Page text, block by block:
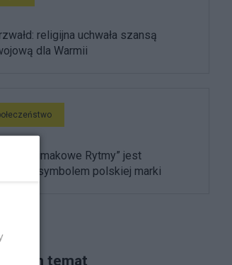
religijna uchwała szansą
dla Warmii
„Ślimakowe Rytmy” jest
symbolem polskiej marki
ten temat